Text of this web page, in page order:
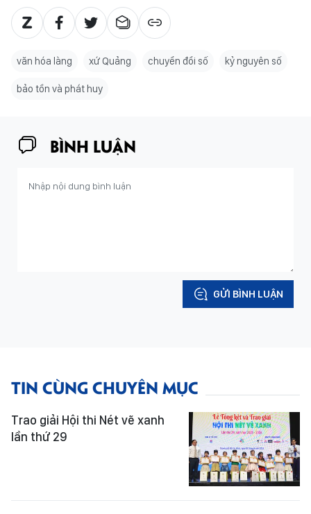
văn hóa làng xứ Quảng chuyển đổi số kỷ nguyên số
bảo tồn và phát huy
BÌNH LUẬN
GỬI BÌNH LUẬN
TIN CÙNG CHUYÊN MỤC
Trao giải Hội thi Nét vẽ xanh
lần thứ 29